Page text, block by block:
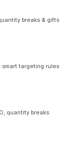
breaks & gifts
targeting rules
quantity breaks